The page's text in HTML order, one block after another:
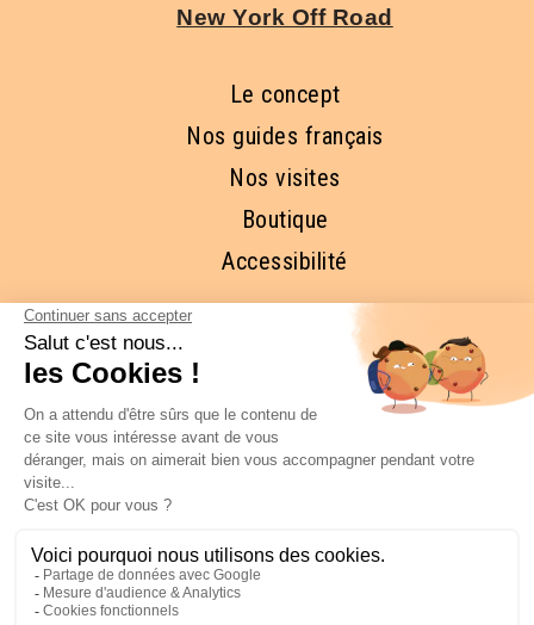
New York Off Road
Le concept
Nos guides français
Nos visites
Boutique
Accessibilité
RESTONS EN CONTACT ET
ABONNEZ-VOUS À NOTRE
COPYRIGHT © New York Off Road LLC -